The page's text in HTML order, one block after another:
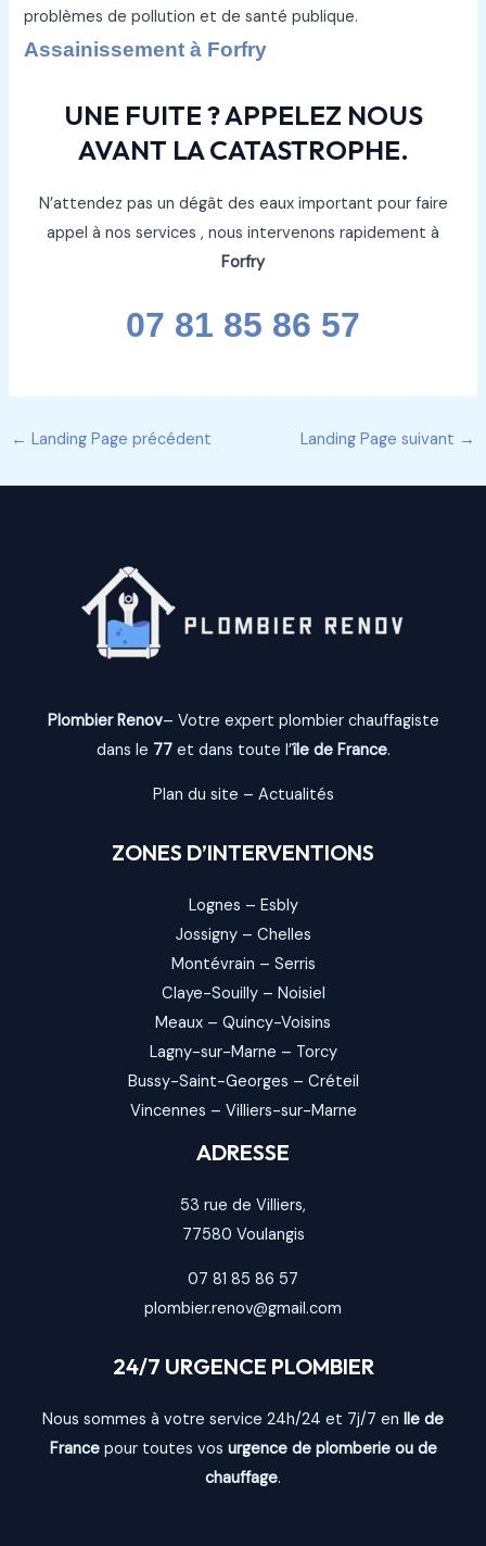
problèmes de pollution et de santé publique.
Assainissement à Forfry
UNE FUITE ? APPELEZ NOUS
AVANT LA CATASTROPHE.
N’attendez pas un dégât des eaux important pour faire
appel à nos services , nous intervenons rapidement à
Forfry
07 81 85 86 57
← Landing Page précédent Landing Page suivant →
Plombier Renov– Votre expert plombier chauffagiste
dans le 77et dans toute l’île de France.
Plan du site – Actualités
ZONES D’INTERVENTIONS
Lognes – Esbly
Jossigny– Chelles
Montévrain – Serris
Claye-Souilly– Noisiel
Meaux – Quincy-Voisins
Lagny-sur-Marne – Torcy
Bussy-Saint-Georges – Créteil
Vincennes – Villiers-sur-Marne
ADRESSE
53 rue de Villiers,
77580 Voulangis
07 81 85 86 57
plombier.renov@gmail.com
24/7 URGENCE PLOMBIER
Nous sommes à votre service 24h/24 et 7j/7 en Ile de
Francepour toutes vos urgence de plomberie ou de
chauffage.